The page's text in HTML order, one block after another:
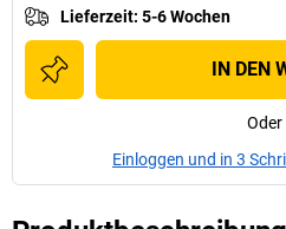
Lieferzeit: 5-6 Wochen
IN DEN
Oder
Einloggen und in 3